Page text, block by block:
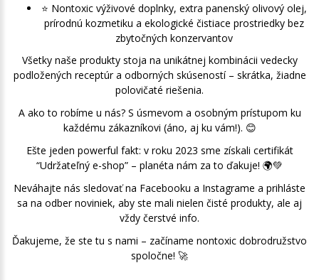
⭐️ Nontoxic výživové doplnky, extra panenský olivový olej,
prírodnú kozmetiku a ekologické čistiace prostriedky bez
zbytočných konzervantov
Všetky naše produkty stoja na unikátnej kombinácii vedecky
podložených receptúr a odborných skúseností – skrátka, žiadne
polovičaté riešenia.
A ako to robíme u nás? S úsmevom a osobným prístupom ku
každému zákazníkovi (áno, aj ku vám!). 😊
Ešte jeden powerful fakt: v roku 2023 sme získali certifikát
“Udržateľný e-shop” – planéta nám za to ďakuje! 🌍💚
Neváhajte nás sledovať na Facebooku a Instagrame a prihláste
sa na odber noviniek, aby ste mali nielen čisté produkty, ale aj
vždy čerstvé info.
Ďakujeme, že ste tu s nami – začíname nontoxic dobrodružstvo
spoločne! 🚀